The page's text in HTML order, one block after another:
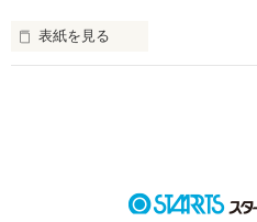
表紙を見る